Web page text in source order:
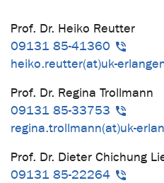
Prof. Dr. Heiko Reutter
09131 85-41360
heiko.reutter(at)uk-
Prof. Dr. Regina Trollmann
09131 85-33753
regina.trollmann(at)uk-
Prof. Dr. Dieter Chichung
09131 85-22264